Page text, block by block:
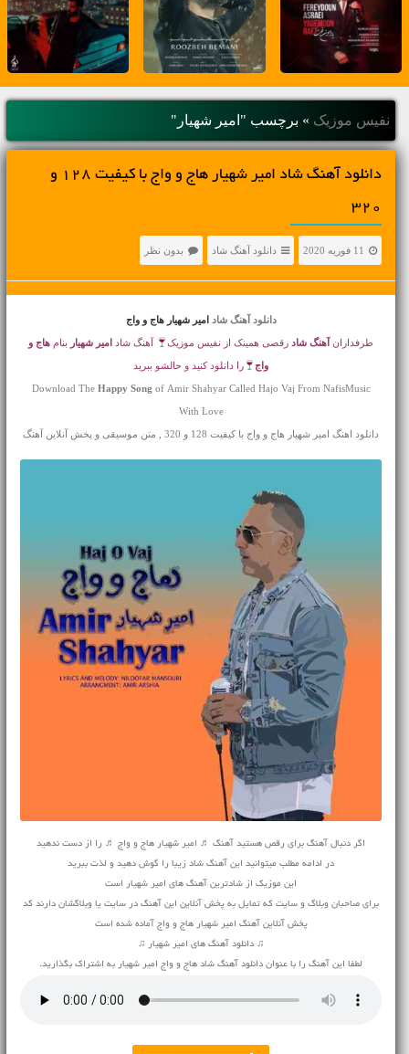
نفیس موزیک » برچسب "امیر شهیار"
دانلود آهنگ شاد امیر شهیار هاج و واج با کیفیت 128 و
320
11 فوریه 2020 دانلود آهنگ شاد بدون نظر
دانلود آهنگ شاد امیر شهیار هاج و واج
طرفداران آهنگ شادرقصی همینک از نفیس موزیک آهنگ شاد امیر شهیار بنامهاج و
واج را دانلود کنید و حالشو ببرید
Download The Happy Song of Amir Shahyar Called Hajo Vaj From NafisMusic
With Love
دانلود اهنگ امیر شهیار هاج و واج با کیفیت 128 و 320 , متن موسیقی و پخش آنلاین آهنگ
اگر دنبال آهنگ برای رقص هستید آهنگ ♬ امیر شهیار هاج و واج ♬ را از دست ندهید
در ادامه مطلب میتوانید این آهنگ شاد زیبا را گوش دهید و لذت ببرید
این موزیک از شادترین آهنگ های امیر شهیار است
برای صاحبان وبلاگ و سایت که تمایل به پخش آنلاین این آهنگ در سایت یا وبلاگشان دارند کد
پخش آنلاین آهنگ امیر شهیار هاج و واج آماده شده است
♫ دانلود آهنگ های امیر شهیار ♫
لطفا این آهنگ را با عنوان دانلود آهنگ شاد هاج و واج امیر شهیار به اشتراک بگذارید.